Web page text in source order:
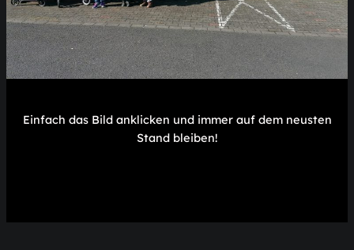
Einfach das Bild anklicken und immer auf dem neusten
Stand bleiben!